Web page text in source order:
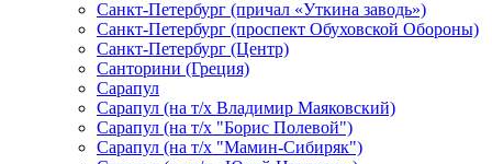
Санкт-Петербург (причал «Уткина заводь»)
Санкт-Петербург (проспект Обуховской Обороны)
Санкт-Петербург (Центр)
Санторини (Греция)
Сарапул
Сарапул (на т/х Владимир Маяковский)
Сарапул (на т/х "Борис Полевой")
Сарапул (на т/х "Мамин-Сибиряк")